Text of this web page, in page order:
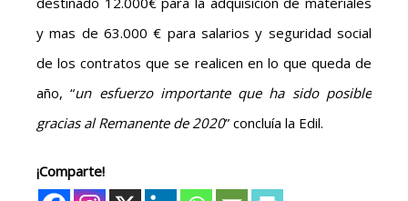
y mas de 63.000 € para salarios y seguridad social
de los contratos que se realicen en lo que queda de
año, “un esfuerzo importante que ha sido posible
gracias al Remanente de 2020” concluía la Edil.
¡Comparte!